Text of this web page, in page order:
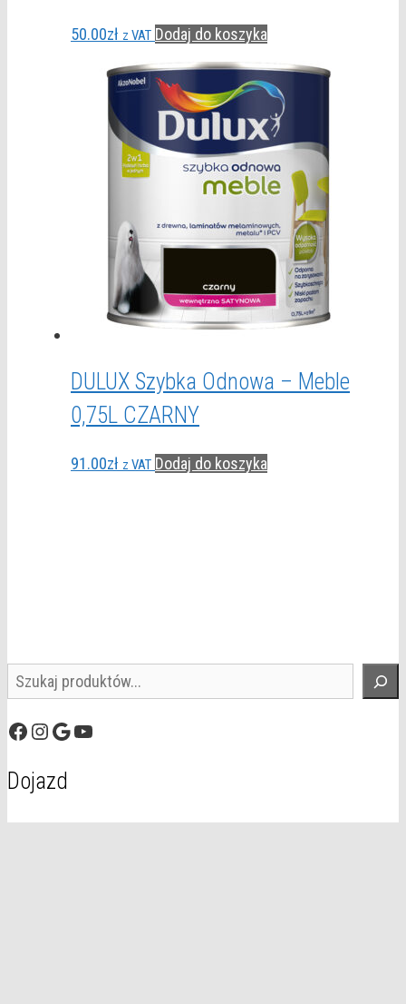
50.00zł z VAT Dodaj do koszyka
DULUX Szybka Odnowa – Meble
0,75L CZARNY
91.00zł z VAT Dodaj do koszyka
Szukaj
Facebook
Instagram
GoogleYouTube
Dojazd